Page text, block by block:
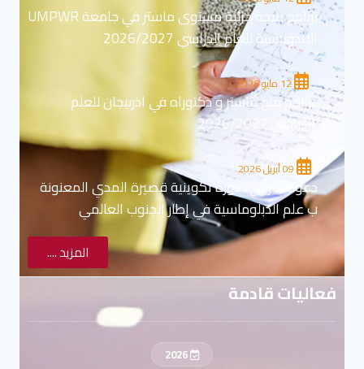
برنامج منحة جزئية مستوى ماستر في جامعة UMPWR
الاندونيسية للعام الدراسي 2026/2027
12 مايو 2026
برنامج منح ماستر و دكتوراه في اذربيجان للعلم
الدراسي 2026/2027
09 أبريل 2026
دعوة للترشح : دورة تكوينية قصيرة المدي المعنونة
ب علم الدبلوماسية في إطار الجنوب العالمي
المزيد ....
فعاليات قادمة